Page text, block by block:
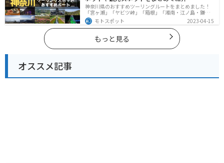
神奈川県のおすすめツーリングルートをまとめました！
「宮ヶ瀬」「ヤビツ峠」「箱根」「湘南・江ノ島・鎌
倉」「三浦」「みなとみらい」の6つのルート紹介しま
す。自然豊かなスポット、歴史ある観光名所、都市部で
楽しめるツーリングスポットまで多数あります。バイク
で神奈川県にツーリングに行く際は参考にしてくださ
モトスポット 2023-04-15
もっと見る
オススメ記事